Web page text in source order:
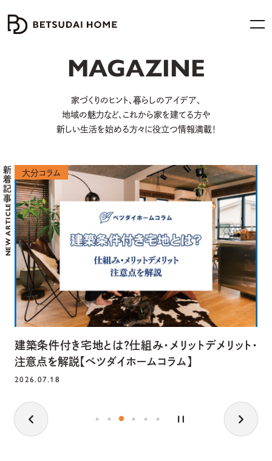
MAGAZINE
家づくりのヒント、暮らしのアイデア、
地域の魅力など、 これから家を建てる方や
新しい生活を始める方々に役立つ情報満載！
新着記事
NEW ARTICLE
大分コラム
建築条件付き宅地とは？仕組み・メリットデメリット・
注意点を解説【ベツダイホームコラム】
2026.07.18